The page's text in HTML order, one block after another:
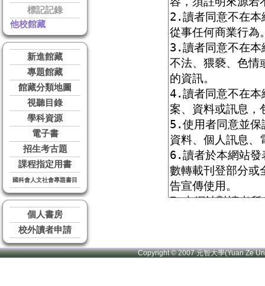
標記記錄
他校館藏
新進館藏
專題館藏
館藏分類地圖
視聽目錄
學科資源
電子書
招生考古題
課程指定用書
國科會人文社會專題書目
個人書房
校外讀者申請
Copyright © 2007 元智大學(Yuan Ze